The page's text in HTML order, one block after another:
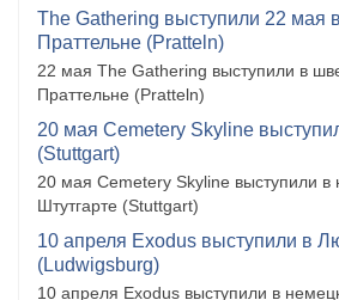
The Gathering выступили 22 мая
Праттельне (Pratteln)
22 мая The Gathering выступили в
Праттельне (Pratteln)
20 мая Cemetery Skyline
(Stuttgart)
20 мая Cemetery Skyline выступили в
Штутгарте (Stuttgart)
10 апреля Exodus выступили в
(Ludwigsburg)
10 апреля Exodus выступили в